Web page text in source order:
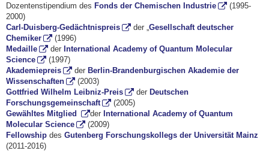
Dozentenstipendium des Fonds der Chemischen Industrie
(1995-
2000)
Carl-Duisberg-Gedächtnispreis
der „ Gesellschaft deutscher
Chemiker
(1996)
Medaille
der International Academy of Quantum Molecular
Science
(1997)
Akademiepreis
der Berlin-Brandenburgischen Akademie der
Wissenschaften
(2003)
Gottfried Wilhelm Leibniz-Preis
der Deutschen
Forschungsgemeinschaft
(2005)
Gewähltes Mitglied
der International Academy of Quantum
Molecular Science
(2009)
Fellowship des Gutenberg Forschungskollegs der Universität Mainz
(2011-2016)